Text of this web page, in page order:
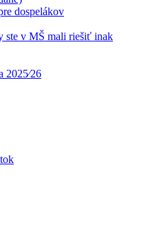
dospelákov
ste v MŠ mali riešiť inak
2025⁄26